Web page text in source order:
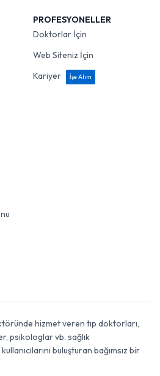
PROFESYONELLER
Doktorlar İçin
Web Siteniz İçin
Kariyer
İşe Alım
hizmet veren tıp doktorları,
psikologlar vb. sağlık
buluşturan bağımsız bir